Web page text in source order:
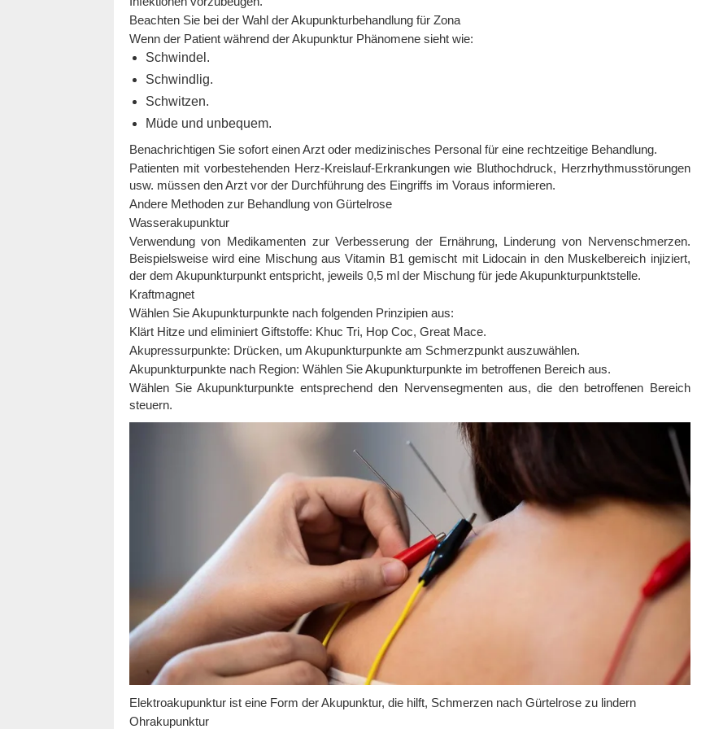
Beachten Sie bei der Wahl der Akupunkturbehandlung für Zona
Wenn der Patient während der Akupunktur Phänomene sieht wie:
Schwindel.
Schwindlig.
Schwitzen.
Müde und unbequem.
Benachrichtigen Sie sofort einen Arzt oder medizinisches Personal für eine rechtzeitige Behandlung.
Patienten mit vorbestehenden Herz-Kreislauf-Erkrankungen wie Bluthochdruck, Herzrhythmusstörungen
usw. müssen den Arzt vor der Durchführung des Eingriffs im Voraus informieren.
Andere Methoden zur Behandlung von Gürtelrose
Wasserakupunktur
Verwendung von Medikamenten zur Verbesserung der Ernährung, Linderung von Nervenschmerzen.
Beispielsweise wird eine Mischung aus Vitamin B1 gemischt mit Lidocain in den Muskelbereich injiziert,
der dem Akupunkturpunkt entspricht, jeweils 0,5 ml der Mischung für jede Akupunkturpunktstelle.
Kraftmagnet
Wählen Sie Akupunkturpunkte nach folgenden Prinzipien aus:
Klärt Hitze und eliminiert Giftstoffe: Khuc Tri, Hop Coc, Great Mace.
Akupressurpunkte: Drücken, um Akupunkturpunkte am Schmerzpunkt auszuwählen.
Akupunkturpunkte nach Region: Wählen Sie Akupunkturpunkte im betroffenen Bereich aus.
Wählen Sie Akupunkturpunkte entsprechend den Nervensegmenten aus, die den betroffenen Bereich
steuern.
Elektroakupunktur ist eine Form der Akupunktur, die hilft, Schmerzen nach Gürtelrose zu lindern
Ohrakupunktur